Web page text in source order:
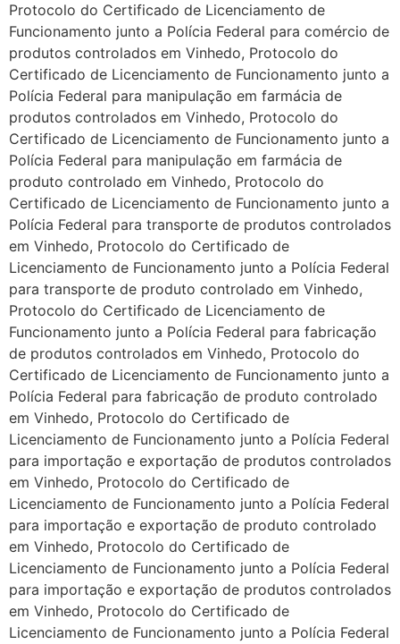
Protocolo do Certificado de Licenciamento de
Funcionamento junto a Polícia Federal para comércio de
produtos controlados em Vinhedo, Protocolo do
Certificado de Licenciamento de Funcionamento junto a
Polícia Federal para manipulação em farmácia de
produtos controlados em Vinhedo, Protocolo do
Certificado de Licenciamento de Funcionamento junto a
Polícia Federal para manipulação em farmácia de
produto controlado em Vinhedo, Protocolo do
Certificado de Licenciamento de Funcionamento junto a
Polícia Federal para transporte de produtos controlados
em Vinhedo, Protocolo do Certificado de
Licenciamento de Funcionamento junto a Polícia Federal
para transporte de produto controlado em Vinhedo,
Protocolo do Certificado de Licenciamento de
Funcionamento junto a Polícia Federal para fabricação
de produtos controlados em Vinhedo, Protocolo do
Certificado de Licenciamento de Funcionamento junto a
Polícia Federal para fabricação de produto controlado
em Vinhedo, Protocolo do Certificado de
Licenciamento de Funcionamento junto a Polícia Federal
para importação e exportação de produtos controlados
em Vinhedo, Protocolo do Certificado de
Licenciamento de Funcionamento junto a Polícia Federal
para importação e exportação de produto controlado
em Vinhedo, Protocolo do Certificado de
Licenciamento de Funcionamento junto a Polícia Federal
para importação e exportação de produtos controlados
em Vinhedo, Protocolo do Certificado de
Licenciamento de Funcionamento junto a Polícia Federal